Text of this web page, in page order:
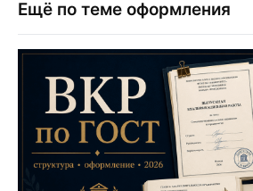
Ещё по теме оформления